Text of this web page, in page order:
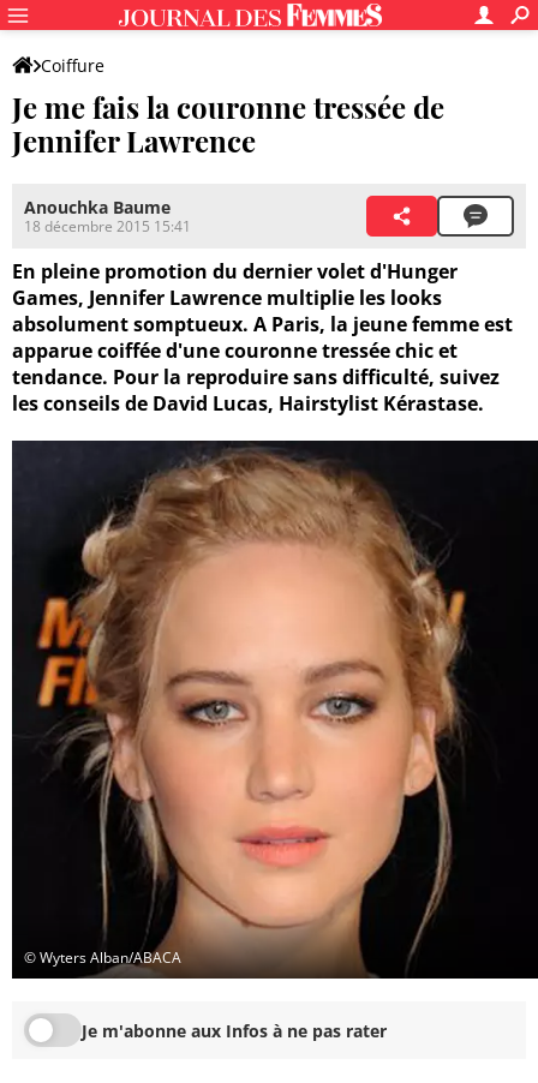
Coiffure
Je me fais la couronne tressée de
Jennifer Lawrence
Anouchka Baume
18 décembre 2015 15:41
En pleine promotion du dernier volet d'Hunger
Games, Jennifer Lawrence multiplie les looks
absolument somptueux. A Paris, la jeune femme est
apparue coiffée d'une couronne tressée chic et
tendance. Pour la reproduire sans difficulté, suivez
les conseils de David Lucas, Hairstylist Kérastase.
© Wyters Alban/ABACA
Je m'abonne aux Infos à ne pas rater